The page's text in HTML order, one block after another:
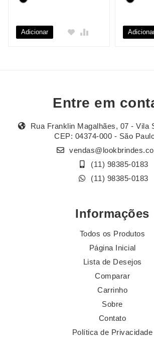
Adicionar
Entre em
Rua Franklin Magalhães, 07 - Vila
CEP: 04374-000 - São
(11) 98385-0183
(11) 98385-0183
Informações
Todos os Produtos
Página Inicial
Lista de Desejos
Comparar
Carrinho
Sobre
Contato
Política de Privacidade